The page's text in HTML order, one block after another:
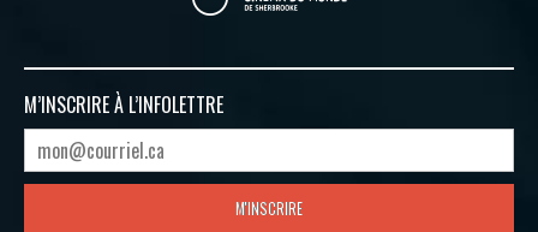
M’INSCRIRE À L’INFOLETTRE
M'INSCRIRE